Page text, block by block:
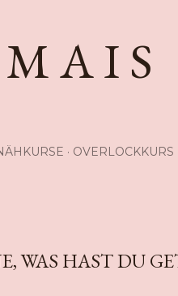
A I S
OVERLOCKKURS
WAS HAST DU